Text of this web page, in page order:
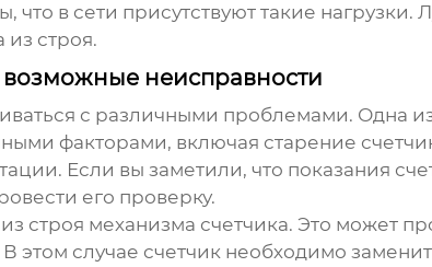
что в сети присутствуют такие
из строя.
неисправности
с различными проблемами. Одна
факторами, включая старение
Если вы заметили, что показания
его проверку.
строя механизма счетчика. Это может
этом случае счетчик необходимо